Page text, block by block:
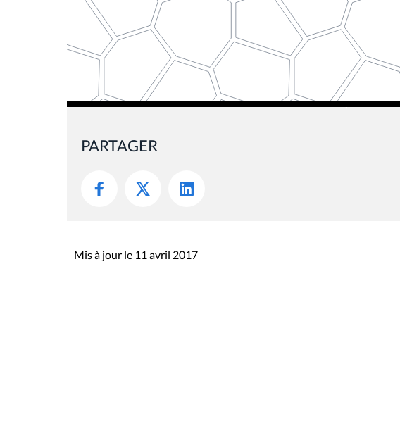
PARTAGER
Mis à jour le 11 avril 2017